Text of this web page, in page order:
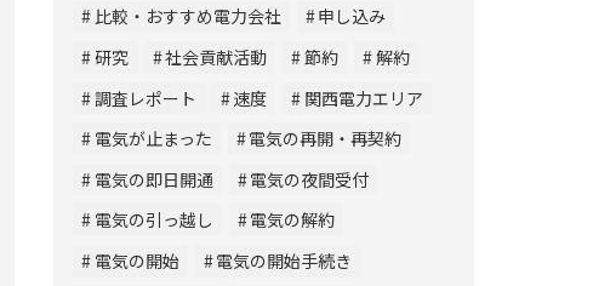
比較・おすすめ電力会社
申し込み
研究
社会貢献活動 節約
解約
調査レポート
速度
関西電力エリア
電気が止まった
電気の再開・再契約
電気の即日開通
電気の夜間受付
電気の引っ越し
電気の解約
電気の開始
電気の開始手続き